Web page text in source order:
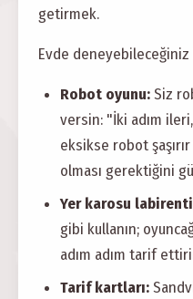
getirmek.
Evde
Robot oyunu:Siz
versin: "İki adım
eksikse robot
olması gerektiğini
Yer karosu
gibi kullanın;
adım adım tarif
Tarif kartları: